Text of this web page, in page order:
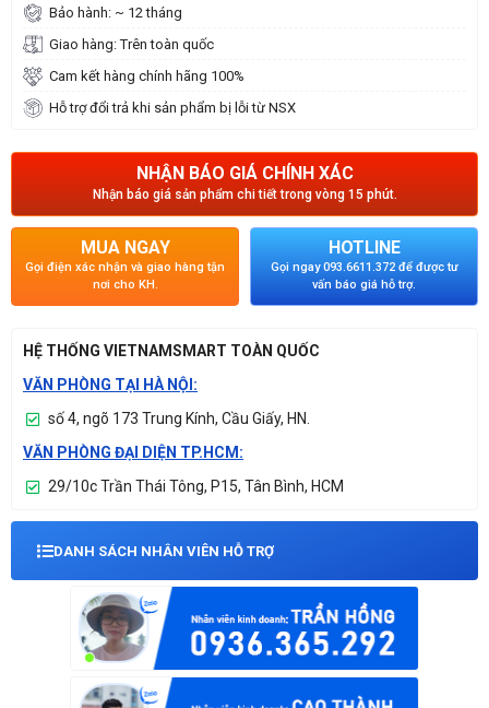
Bảo hành: ~ 12 tháng
Giao hàng: Trên toàn quốc
Cam kết hàng chính hãng 100%
Hỗ trợ đổi trả khi sản phẩm bị lỗi từ NSX
NHẬN BÁO GIÁ CHÍNH XÁC
Nhận báo giá sản phẩm chi tiết trong vòng 15 phút.
MUA NGAY
Gọi điện xác nhận và giao hàng tận
nơi cho KH.
HOTLINE
Gọi ngay 093.6611.372 để được tư
vấn báo giá hỗ trợ.
HỆ THỐNG VIETNAMSMART TOÀN QUỐC
VĂN PHÒNG TẠI HÀ NỘI:
số 4, ngõ 173 Trung Kính, Cầu Giấy, HN.
VĂN PHÒNG ĐẠI DIỆN TP.HCM:
29/10c Trần Thái Tông, P15, Tân Bình, HCM
DANH SÁCH NHÂN VIÊN HỖ TRỢ